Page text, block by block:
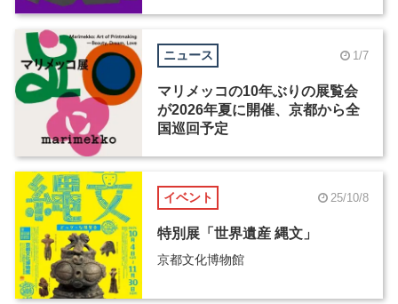
ニュース 1/7
マリメッコの10年ぶりの展覧会
が2026年夏に開催、京都から全
国巡回予定
イベント 25/10/8
特別展「世界遺産 縄文」
京都文化博物館